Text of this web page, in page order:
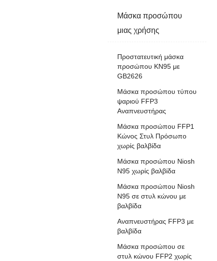
Μάσκα προσώπου
μιας χρήσης
Προστατευτική μάσκα
προσώπου KN95 με
GB2626
Μάσκα προσώπου τύπου
ψαριού FFP3
Αναπνευστήρας
Μάσκα προσώπου FFP1
Κώνος Στυλ Πρόσωπο
χωρίς βαλβίδα
Μάσκα προσώπου Niosh
N95 χωρίς βαλβίδα
Μάσκα προσώπου Niosh
N95 σε στυλ κώνου με
βαλβίδα
Αναπνευστήρας FFP3 με
βαλβίδα
Μάσκα προσώπου σε
στυλ κώνου FFP2 χωρίς